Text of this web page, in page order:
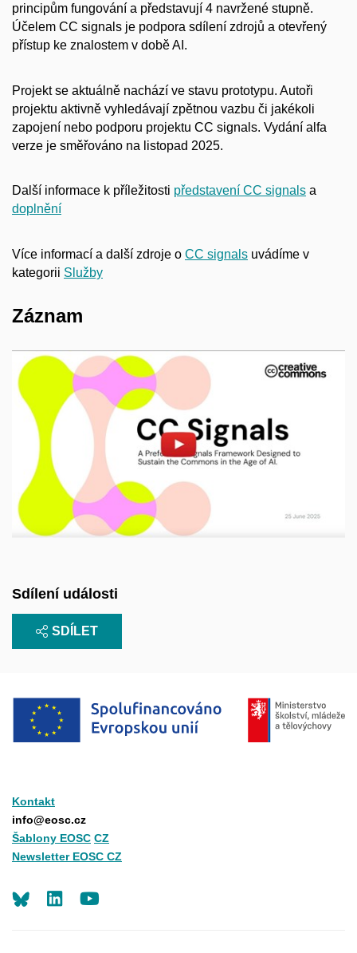
principům fungování a představují 4 navržené stupně.
Účelem CC signals je podpora sdílení zdrojů a otevřený
přístup ke znalostem v době AI.
Projekt se aktuálně nachází ve stavu prototypu. Autoři
projektu aktivně vyhledávají zpětnou vazbu či jakékoli
zapojení nebo podporu projektu CC signals. Vydání alfa
verze je směřováno na listopad 2025.
Další informace k příležitosti představení CC signals a
doplnění
Více informací a další zdroje o CC signals uvádíme v
kategorii Služby
Záznam
Povolit cookies a přehrát
Otevřít na youtube.com
Sdílení události
SDÍLET
Kontakt
info@eosc.cz
Šablony EOSC CZ
Newsletter EOSC CZ
LinkedIn